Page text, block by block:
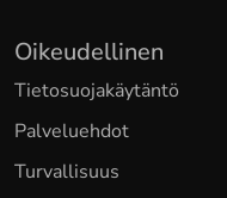
Oikeudellinen
Tietosuojakäytäntö
Palveluehdot
Turvallisuus